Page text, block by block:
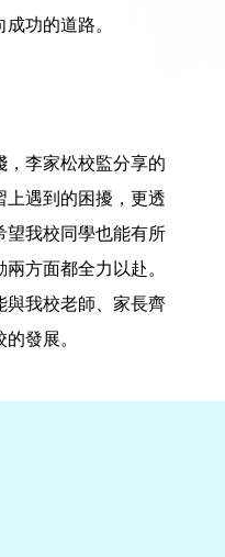
功的道路。
李家松校監分享的
上遇到的困擾，更透
望我校同學也能有所
方面都全力以赴。
與我校老師、家長齊
發展。